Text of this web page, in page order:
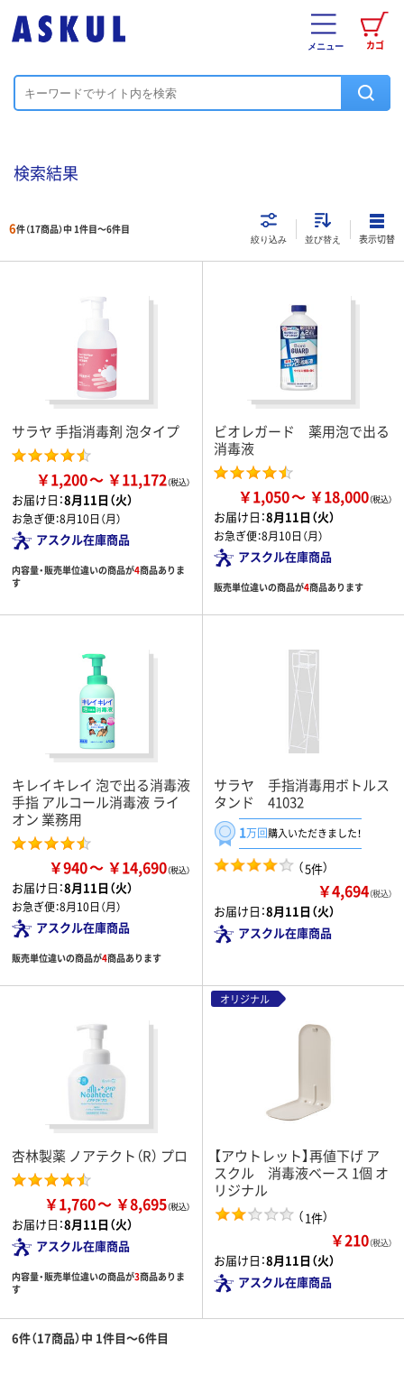
カゴ
メニュー
検索結果
6件（17商品）中 1件目～6件目
絞り込み 並び替え 表示切替
サラヤ 手指消毒剤 泡タイプ
￥1,200 ￥11,172
お届け日：8月11日（火）
お急ぎ便：8月10日（月）
アスクル在庫商品
内容量・販売単位違いの商品が4商品ありま
す
ビオレガード 薬用泡で出る
消毒液
￥1,050 ￥18,000
お届け日：8月11日（火）
お急ぎ便：8月10日（月）
アスクル在庫商品
販売単位違いの商品が4商品あります
キレイキレイ 泡で出る消毒液
手指 アルコール消毒液 ライ
オン 業務用
￥940 ￥14,690
お届け日：8月11日（火）
お急ぎ便：8月10日（月）
アスクル在庫商品
販売単位違いの商品が4商品あります
サラヤ 手指消毒用ボトルス
タンド 41032
1万回購入いただきました！
（5件）
￥4,694（税込）
お届け日：8月11日（火）
アスクル在庫商品
杏林製薬 ノアテクト（R） プロ
￥1,760 ￥8,695
お届け日：8月11日（火）
アスクル在庫商品
内容量・販売単位違いの商品が3商品ありま
す
オリジナル
【アウトレット】再値下げ ア
スクル 消毒液ベース 1個 オ
リジナル
（1件）
￥210（税込）
お届け日：8月11日（火）
アスクル在庫商品
6件（17商品）中 1件目～6件目